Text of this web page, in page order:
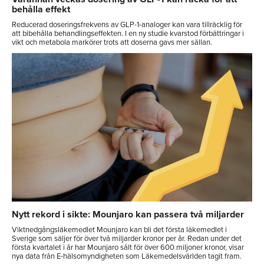
behålla effekt
Reducerad doseringsfrekvens av GLP-1-analoger kan vara tillräcklig för
att bibehålla behandlingseffekten. I en ny studie kvarstod förbättringar i
vikt och metabola markörer trots att doserna gavs mer sällan.
Nytt rekord i sikte: Mounjaro kan passera två miljarder
Viktnedgångsläkemedlet Mounjaro kan bli det första läkemedlet i
Sverige som säljer för över två miljarder kronor per år. Redan under det
första kvartalet i år har Mounjaro sålt för över 600 miljoner kronor, visar
nya data från E-hälsomyndigheten som Läkemedelsvärlden tagit fram.